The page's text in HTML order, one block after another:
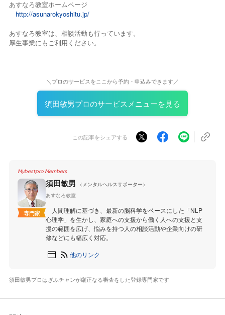
あすなろ教室ホームページ
http://asunarokyoshitu.jp/
あすなろ教室は、相談活動も行っています。
厚生事業にもご利用ください。
＼プロのサービスをここから予約・申込みできます／
須田敏男プロのサービスメニューを見る
この記事をシェアする
Mybestpro Members
専門家
須田敏男
（メンタルヘルスサポーター）
あすなろ教室
人間理解に基づき、最新の脳科学をベースにした「NLP
心理学」を生かし、家庭への支援から働く人への支援と支
援の範囲を広げ、悩みを持つ人の相談活動や企業向けの研
修などにも幅広く対応。
他のリンク
須田敏男プロはぎふチャンが厳正なる審査をした登録専門家です